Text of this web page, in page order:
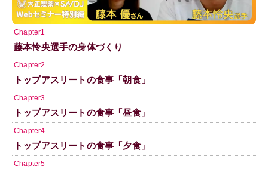
Chapter1
藤本怜央選手の身体づくり
Chapter2
トップアスリートの食事「朝食」
Chapter3
トップアスリートの食事「昼食」
Chapter4
トップアスリートの食事「夕食」
Chapter5